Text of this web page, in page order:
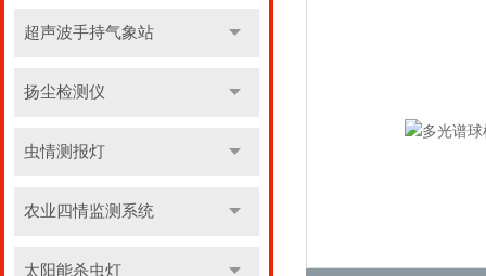
超声波手持气象站
扬尘检测仪
虫情测报灯
农业四情监测系统
太阳能杀虫灯